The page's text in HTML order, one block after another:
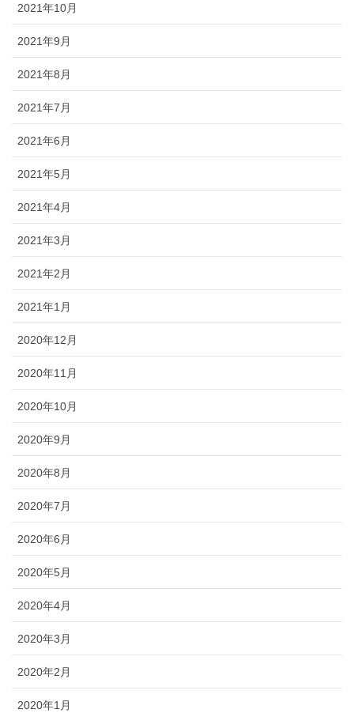
2021年10月
2021年9月
2021年8月
2021年7月
2021年6月
2021年5月
2021年4月
2021年3月
2021年2月
2021年1月
2020年12月
2020年11月
2020年10月
2020年9月
2020年8月
2020年7月
2020年6月
2020年5月
2020年4月
2020年3月
2020年2月
2020年1月